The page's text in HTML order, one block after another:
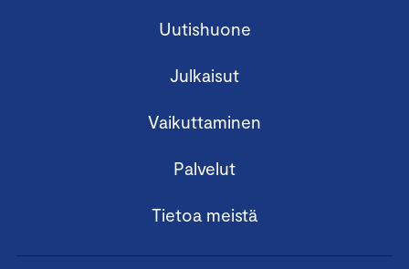
Uutishuone
Julkaisut
Vaikuttaminen
Palvelut
Tietoa meistä